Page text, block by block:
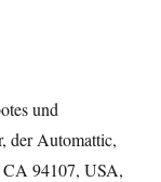
und
der Automattic,
CA 94107, USA,